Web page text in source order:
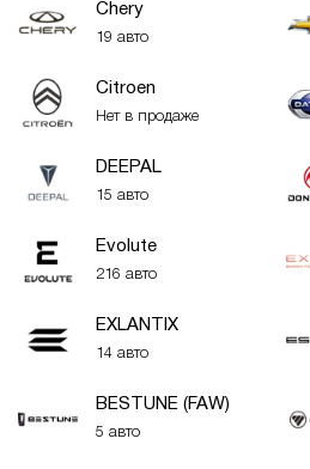
Chery
19 авто
Citroen
Нет в продаже
DEEPAL
15 авто
Evolute
216 авто
EXLANTIX
14 авто
BESTUNE (FAW)
5 авто